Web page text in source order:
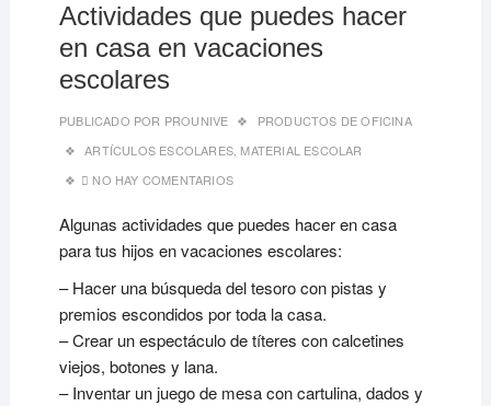
Actividades que puedes hacer
en casa en vacaciones
escolares
PUBLICADO POR PROUNIVE
PRODUCTOS DE OFICINA
ARTÍCULOS ESCOLARES, MATERIAL ESCOLAR
NO HAY COMENTARIOS
Algunas actividades que puedes hacer en casa
para tus hijos en vacaciones escolares:
– Hacer una búsqueda del tesoro con pistas y
premios escondidos por toda la casa.
– Crear un espectáculo de títeres con calcetines
viejos, botones y lana.
– Inventar un juego de mesa con cartulina, dados y